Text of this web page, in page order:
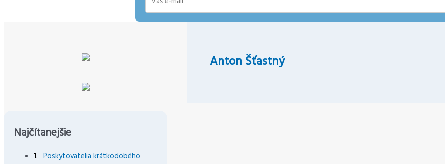
Najčítanejšie
Poskytovatelia krátkodobého
Anton Šťastný